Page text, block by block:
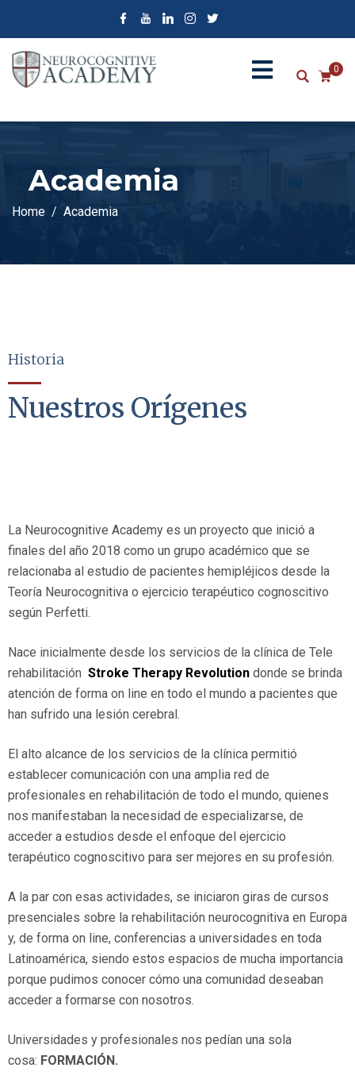
0
Academia
Home Academia
Nuestros Orígenes
Historia
La Neurocognitive Academy es un proyecto que inició a
finales del año 2018 como un grupo académico que se
relacionaba al estudio de pacientes hemipléjicos desde la
Teoría Neurocognitiva o ejercicio terapéutico cognoscitivo
según Perfetti.
Nace inicialmente desde los servicios de la clínica de Tele
rehabilitación Stroke Therapy Revolution donde se brinda
atención de forma on line en todo el mundo a pacientes que
han sufrido una lesión cerebral.
El alto alcance de los servicios de la clínica permitió
establecer comunicación con una amplia red de
profesionales en rehabilitación de todo el mundo, quienes
nos manifestaban la necesidad de especializarse, de
acceder a estudios desde el enfoque del ejercicio
terapéutico cognoscitivo para ser mejores en su profesión.
A la par con esas actividades, se iniciaron giras de cursos
presenciales sobre la rehabilitación neurocognitiva en Europa
y, de forma on line, conferencias a universidades en toda
Latinoamérica, siendo estos espacios de mucha importancia
porque pudimos conocer cómo una comunidad deseaban
acceder a formarse con nosotros.
Universidades y profesionales nos pedían una sola
cosa: FORMACIÓN.